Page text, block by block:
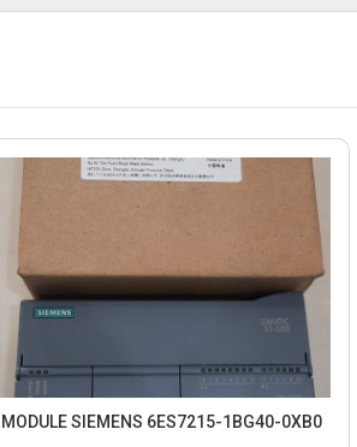
MODULE SIEMENS 6ES7215-1BG40-0XB0